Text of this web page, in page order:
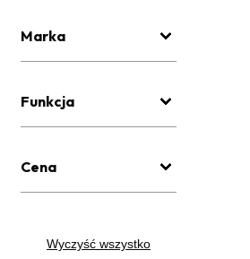
Marka
Funkcja
Cena
Wyczyść wszystko